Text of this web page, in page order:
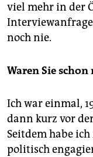
viel mehr in der
noch nie.
Waren Sie
Ich war einmal,
dann kurz vor
Seitdem habe
politisch